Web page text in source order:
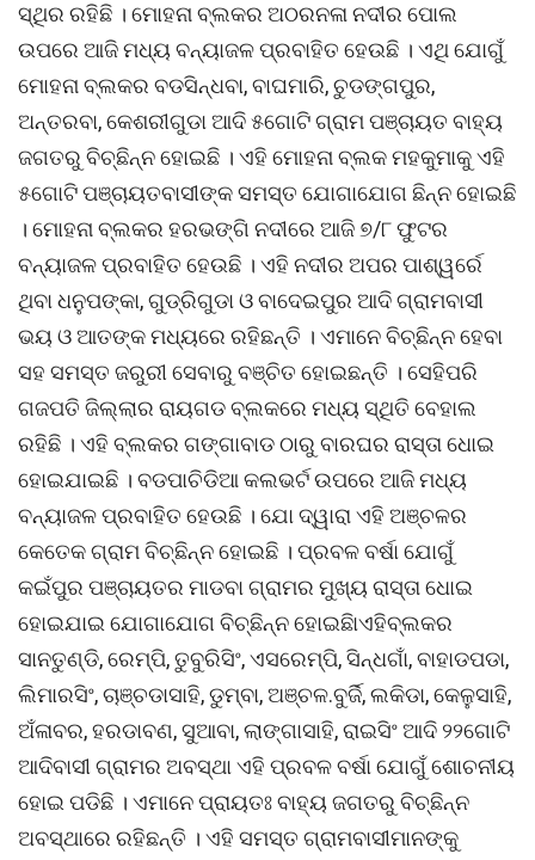
ସ୍ଥିର ରହିଛି । ମୋହନା ବ୍ଲକର ଅଠରନଳା ନଦୀର ପୋଲ
ଉପରେ ଆଜି ମଧ୍ୟ ବନ୍ୟାଜଳ ପ୍ରବାହିତ ହେଉଛି । ଏଥି ଯୋଗୁଁ
ମୋହନା ବ୍ଲକର ବଡସିନ୍ଧବା, ବାଘମାରି, ଚୁଡଙ୍ଗପୁର,
ଅନ୍ତରବା, କେଶରୀଗୁଡା ଆଦି ୫ଗୋଟି ଗ୍ରାମ ପଞ୍ଚାୟତ ବାହ୍ୟ
ଜଗତରୁ ବିଚ୍ଛିନ୍ନ ହୋଇଛି । ଏହି ମୋହନା ବ୍ଲକ ମହକୁମାକୁ ଏହି
୫ଗୋଟି ପଞ୍ଚାୟତବାସୀଙ୍କ ସମସ୍ତ ଯୋଗାଯୋଗ ଛିନ୍ନ ହୋଇଛି
। ମୋହନା ବ୍ଲକର ହରଭଙ୍ଗି ନଦୀରେ ଆଜି ୭/୮ ଫୁଟର
ବନ୍ୟାଜଳ ପ୍ରବାହିତ ହେଉଛି । ଏହି ନଦୀର ଅପର ପାଶ୍ୱର୍ରେ
ଥିବା ଧନୁପଙ୍କା, ଗୁଡ୍ରିଗୁଡା ଓ ବାଦେଇପୁର ଆଦି ଗ୍ରାମବାସୀ
ଭୟ ଓ ଆତଙ୍କ ମଧ୍ୟରେ ରହିଛନ୍ତି । ଏମାନେ ବିଚ୍ଛିନ୍ନ ହେବା
ସହ ସମସ୍ତ ଜରୁରୀ ସେବାରୁ ବଞ୍ଚିତ ହୋଇଛନ୍ତି । ସେହିପରି
ଗଜପତି ଜିଲ୍ଲାର ରାୟଗଡ ବ୍ଲକରେ ମଧ୍ୟ ସ୍ଥିତି ବେହାଲ
ରହିଛି । ଏହି ବ୍ଲକର ଗଙ୍ଗାବାଡ ଠାରୁ ବାରଘର ରାସ୍ତା ଧୋଇ
ହୋଇଯାଇଛି । ବଡପାଚିଡିଆ କଲଭର୍ଟ ଉପରେ ଆଜି ମଧ୍ୟ
ବନ୍ୟାଜଳ ପ୍ରବାହିତ ହେଉଛି । ଯୋ ଦ୍ୱାରା ଏହି ଅଞ୍ଚଳର
କେତେକ ଗ୍ରାମ ବିଚ୍ଛିନ୍ନ ହୋଇଛି । ପ୍ରବଳ ବର୍ଷା ଯୋଗୁଁ
କଇଁପୁର ପଞ୍ଚାୟତର ମାଡବା ଗ୍ରାମର ମୁଖ୍ୟ ରାସ୍ତା ଧୋଇ
ହୋଇଯାଇ ଯୋଗାଯୋଗ ବିଚ୍ଛିନ୍ନ ହୋଇଛିାଏହିବ୍ଲକର
ସାନତୁଣ୍ଡି, ରେମ୍ପି, ତୁବୁରିସିଂ, ଏସରେମ୍ପି, ସିନ୍ଧଗାଁ, ବାହାଡପଡା,
ଲିମାରସିଂ, ଚାଞ୍ଚଡାସାହି, ଡୁମ୍ବା, ଅଞ୍ଚଳ.ବୁର୍ଜି, ଲକିଡା, କେଳୁସାହି,
ଅଁଳାବର, ହରଡାବଣ, ସୁଆବା, ଲାଙ୍ଗାସାହି, ରାଇସିଂ ଆଦି ୨୨ଗୋଟି
ଆଦିବାସୀ ଗ୍ରାମର ଅବସ୍ଥା ଏହି ପ୍ରବଳ ବର୍ଷା ଯୋଗୁଁ ଶୋଚନୀୟ
ହୋଇ ପଡିଛି । ଏମାନେ ପ୍ରାୟତଃ ବାହ୍ୟ ଜଗତରୁ ବିଚ୍ଛିନ୍ନ
ଅବସ୍ଥାରେ ରହିଛନ୍ତି । ଏହି ସମସ୍ତ ଗ୍ରାମବାସୀମାନଙ୍କୁ